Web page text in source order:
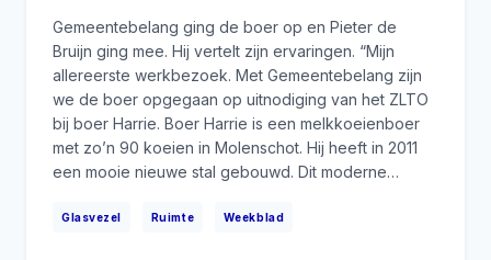
Glasvezel Ruimte Weekblad
Gemeentebelang ging de boer op en Pieter de
Bruijn ging mee. Hij vertelt zijn ervaringen. “Mijn
allereerste werkbezoek. Met Gemeentebelang zijn
we de boer opgegaan op uitnodiging van het ZLTO
bij boer Harrie. Boer Harrie is een melkkoeienboer
met zo’n 90 koeien in Molenschot. Hij heeft in 2011
een mooie nieuwe stal gebouwd. Dit moderne…